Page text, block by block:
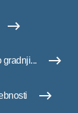
gradnji...